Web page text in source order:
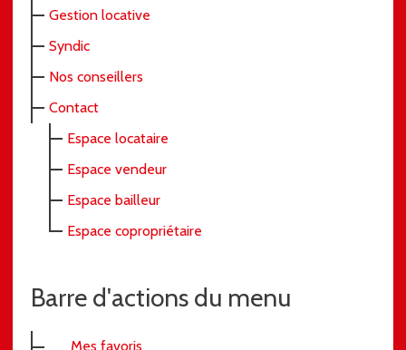
Gestion locative
Syndic
Nos conseillers
Contact
Espace locataire
Espace vendeur
Espace bailleur
Espace copropriétaire
Barre d'actions du menu
Mes favoris